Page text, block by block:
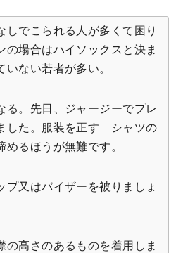
しでこられる人が多くて困り
の場合はハイソックスと決ま
いない若者が多い。
る。先日、ジャージーでプレ
した。服装を正す シャツの
るほうが無難です。
プ又はバイザーを被りましょ
の高さのあるものを着用しま